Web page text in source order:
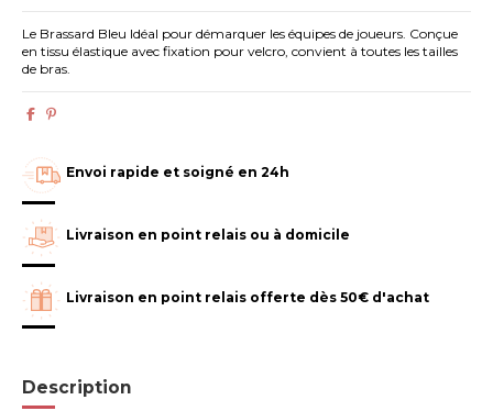
Le Brassard Bleu Idéal pour démarquer les équipes de joueurs. Conçue
en tissu élastique avec fixation pour velcro, convient à toutes les tailles
de bras.
Envoi rapide et soigné en 24h
Livraison en point relais ou à domicile
Livraison en point relais offerte dès 50€ d'achat
Description